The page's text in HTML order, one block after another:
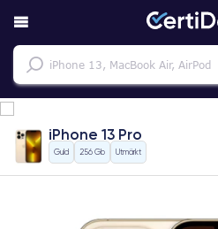
iPhone 13 Pro
Guld 256 Gb Utmärkt